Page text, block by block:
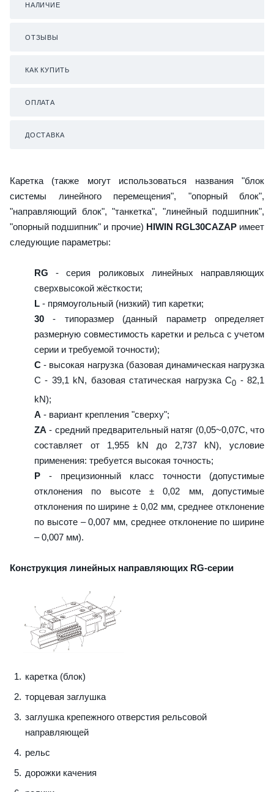
НАЛИЧИЕ
ОТЗЫВЫ
КАК КУПИТЬ
ОПЛАТА
ДОСТАВКА
Каретка (также могут использоваться названия "блок
системы линейного перемещения", "опорный блок",
"направляющий блок", "танкетка", "линейный подшипник",
"опорный подшипник" и прочие) HIWIN RGL30CAZAPимеет
следующие параметры:
RG - серия роликовых линейных направляющих
сверхвысокой жёсткости;
L - прямоугольный (низкий) тип каретки;
30 - типоразмер (данный параметр определяет
размерную совместимость каретки и рельса с учетом
серии и требуемой точности);
C - высокая нагрузка (базовая динамическая нагрузка
C - 39,1 kN, базовая статическая нагрузка С0 - 82,1
kN);
A - вариант крепления "сверху";
ZA - средний предварительный натяг (0,05~0,07C, что
составляет от 1,955 kN до 2,737 kN), условие
применения: требуется высокая точность;
P - прецизионный класс точности (допустимые
отклонения по высоте ± 0,02 мм, допустимые
отклонения по ширине ± 0,02 мм, среднее отклонение
по высоте – 0,007 мм, среднее отклонение по ширине
– 0,007 мм).
Конструкция линейных направляющих RG-серии
каретка (блок)
торцевая заглушка
заглушка крепежного отверстия рельсовой
направляющей
рельс
дорожки качения